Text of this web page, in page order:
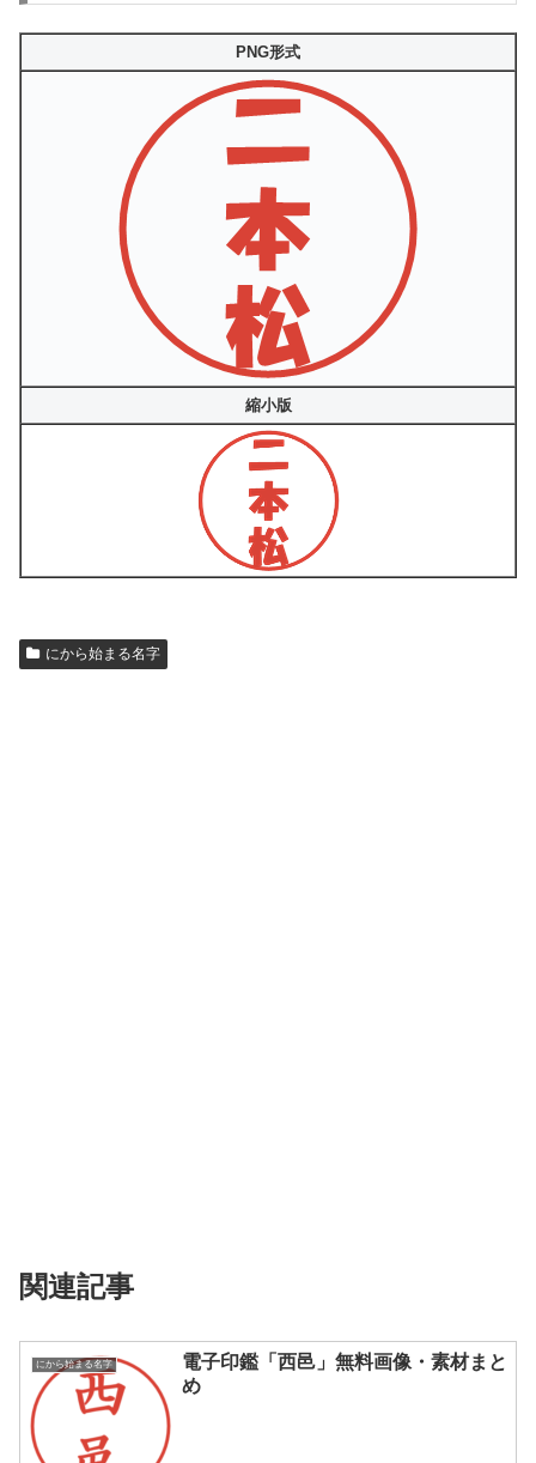
PNG形式
縮小版
にから始まる名字
関連記事
にから始まる名字
電子印鑑「西邑」無料画像・素材まと
め